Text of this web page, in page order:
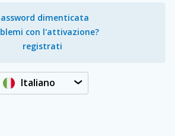
dimenticata
con l'attivazione?
registrati
Italiano